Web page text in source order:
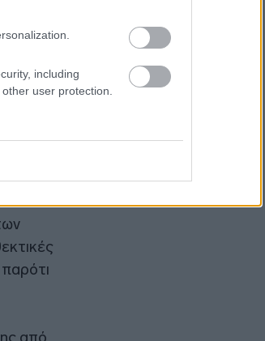
including
user protection.
ενδοσυνεδριακό ρεκόρ